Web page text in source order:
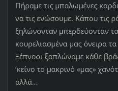
Πήραμε τις μπαλωμένες
να τις ενώσουμε. Κάπου τις
ξηλώνονταν μπερδεύονταν
κουρελιασμένα μας όνειρα
Ξέπνοοι ξαπλώναμε κάθε
‘κείνο το μακρινό «μας»
αλλά...